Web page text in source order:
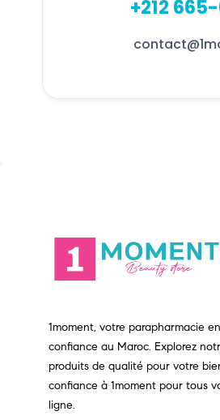
+212
1moment, votre parapharmacie
confiance au Maroc. Explorez
produits de qualité pour votre
confiance à 1moment pour tous
ligne.